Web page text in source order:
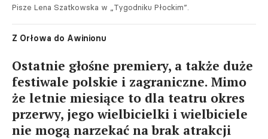
Pisze Lena Szatkowska w „Tygodniku Płockim”.
Z Orłowa do Awinionu
Ostatnie głośne premiery, a także duże
festiwale polskie i zagraniczne. Mimo
że letnie miesiące to dla teatru okres
przerwy, jego wielbicielki i wielbiciele
nie mogą narzekać na brak atrakcji